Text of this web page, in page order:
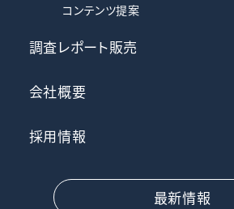
コンテンツ提案
調査レポート販売
会社概要
採用情報
最新情報